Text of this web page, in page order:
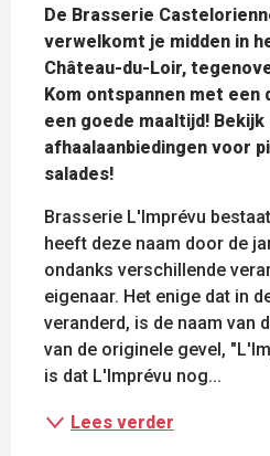
De Brasserie
verwelkomt je midden in
Château-du-Loir,
Kom ontspannen met
een goede maaltijd! Bekijk
afhaalaanbiedingen voor
salades!
Brasserie L'Imprévu
heeft deze naam door de
ondanks verschillende
eigenaar. Het enige dat in
veranderd, is de naam van
van de originele gevel,
is dat L'Imprévu nog...
Lees verder